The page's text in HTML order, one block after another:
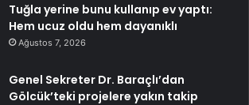
Tuğla yerine bunu kullanıp ev yaptı:
Hem ucuz oldu hem dayanıklı
Ağustos 7, 2026
Genel Sekreter Dr. Baraçlı’dan
Gölcük’teki projelere yakın takip